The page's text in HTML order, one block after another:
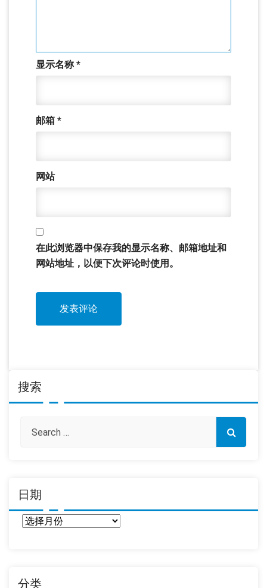
显示名称*
邮箱 *
网站
在此浏览器中保存我的显示名称、邮箱地址和
网站地址，以便下次评论时使用。
搜索
日期
分类